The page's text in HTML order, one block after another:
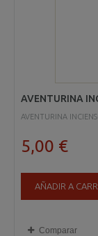
AVENTURINA
AVENTURINA
5,00 €
AÑADIR A
Comparar